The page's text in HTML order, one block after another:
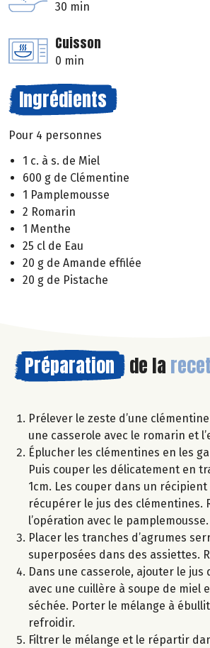
30 min
Cuisson
0 min
Ingrédients
Pour 4 personnes
1 c. à s. de Miel
600 g de Clémentine
1 Pamplemousse
2 Romarin
1 Menthe
25 cl de Eau
20 g de Amande effilée
20 g de Pistache
Préparation de la
Prélever le zeste d’une
une casserole avec le romarin et
Éplucher les clémentines en les
Puis couper les délicatement en
1cm. Les couper dans un
récupérer le jus des clémentines.
l’opération avec le pamplemousse.
Placer les tranches d’agrumes
superposées dans des assiettes.
Dans une casserole, ajouter le jus
avec une cuillère à soupe de miel
séchée. Porter le mélange à
refroidir.
Filtrer le mélange et le répartir